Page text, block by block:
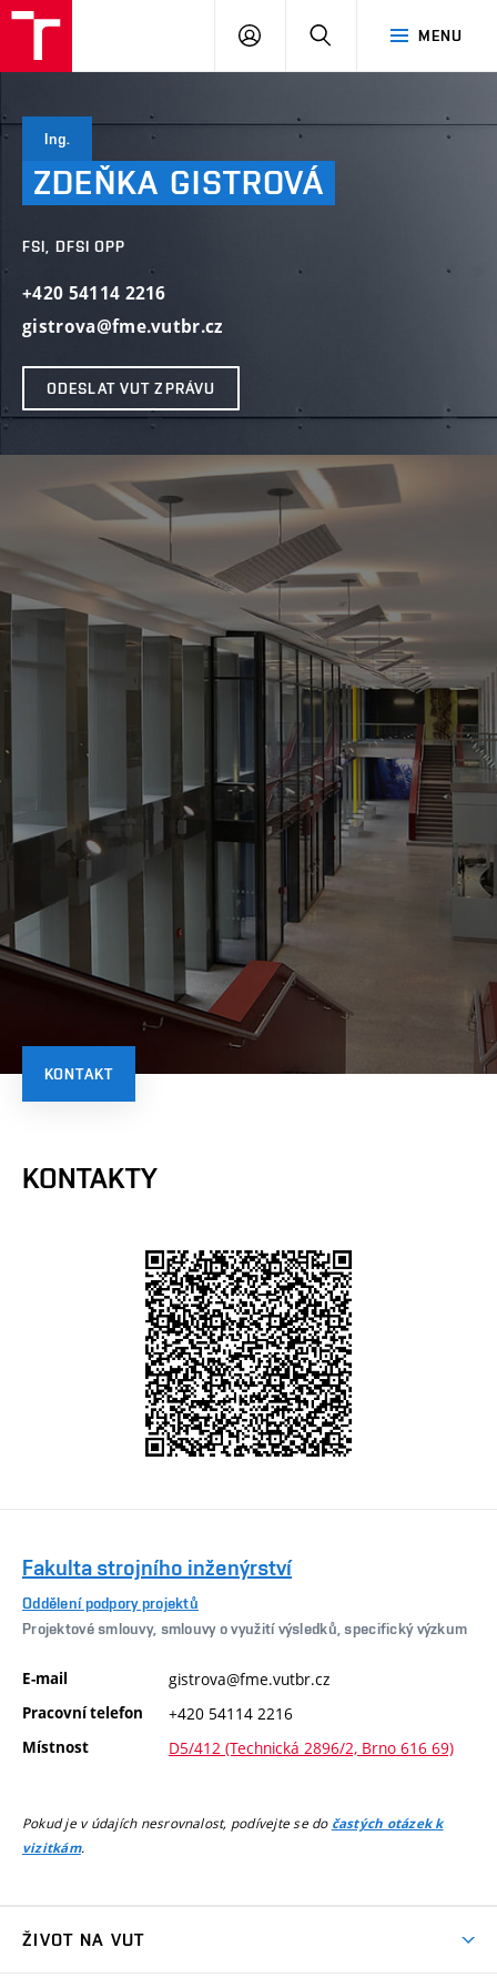
MENU
PŘIHLÁSIT
Ing.
ZDEŇKA GISTROVÁ
FSI, DFSI OPP
+420 54114 2216
gistrova@fme.vutbr.cz
ODESLAT VUT ZPRÁVU
KONTAKT
KONTAKTY
Fakulta strojního inženýrství
Oddělení podpory projektů
Projektové smlouvy, smlouvy o využití výsledků, specifický výzkum
E-mail gistrova@fme.vutbr.cz
Pracovní telefon +420 54114 2216
Místnost D5/412 (Technická 2896/2, Brno 616 69)
Pokud je v údajích nesrovnalost, podívejte se do častých otázek k
vizitkám.
ŽIVOT NA VUT